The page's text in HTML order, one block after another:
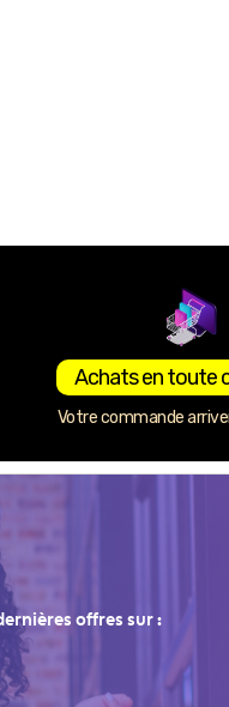
Achats en toute
Votre commande
offres sur :